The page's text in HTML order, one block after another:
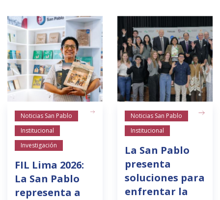
Noticias San Pablo
Institucional
Investigación
FIL Lima 2026:
La San Pablo
representa a
Noticias San Pablo
Institucional
La San Pablo
presenta
soluciones para
enfrentar la